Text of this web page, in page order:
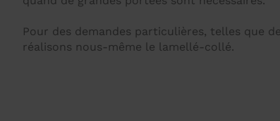
Pour des demandes particulières, telles que
réalisons nous-même le lamellé-collé.